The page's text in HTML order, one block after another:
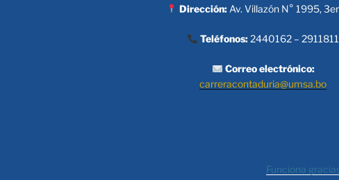
Dirección:Av. Villazón N° 1995,
Teléfonos:2440162 – 2911811
Correo electrónico:
carreracontaduria@umsa.bo
Funciona